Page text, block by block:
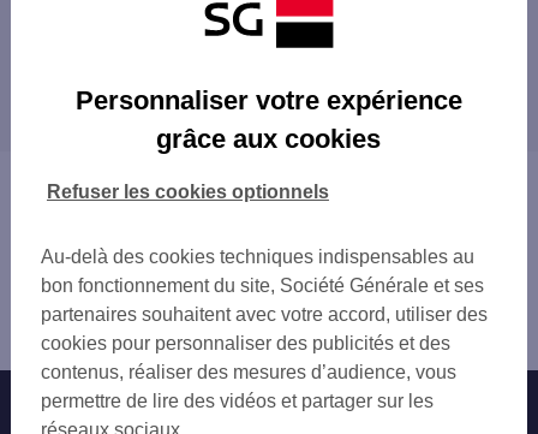
Les distributeurs/automates à proximité
LA VOULTE SUR RHONE 2 RUE RAMPON
LORIOL SUR DROME ZONE ARTISANALE DE
LIVRON
CSO VALS LES BAINS 2
AUBENAS 6 CHEM DE LA PLAINE
AUBENAS 31 BD GAMBETTA
AUBENAS
GARE SNCF MONTELIMAR
GARE SNCF MONTELIMAR
MONTELIMAR
proximité
Vous êtes ici : Accueil
Privas
Distributeur/automate PRIVAS
Nos engagements Nous contacter
Personnaliser votre expérience
grâce aux cookies
Au-delà des cookies techniques indispensables au
bon fonctionnement du site, Société Générale et ses
partenaires souhaitent avec votre accord, utiliser des
cookies pour personnaliser des publicités et des
contenus, réaliser des mesures d’audience, vous
permettre de lire des vidéos et partager sur les
réseaux sociaux.
Refuser les cookies optionnels